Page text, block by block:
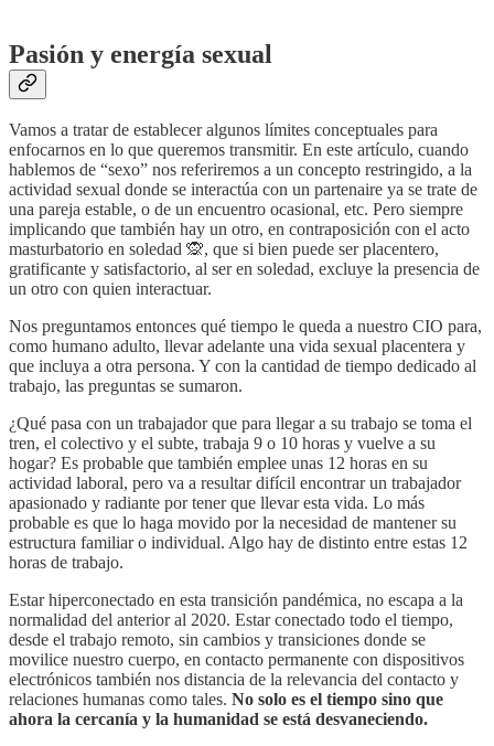
Pasión y energía sexual
Vamos a tratar de establecer algunos límites conceptuales para
enfocarnos en lo que queremos transmitir. En este artículo, cuando
hablemos de “sexo” nos referiremos a un concepto restringido, a la
actividad sexual donde se interactúa con un partenaire ya se trate de
una pareja estable, o de un encuentro ocasional, etc. Pero siempre
implicando que también hay un otro, en contraposición con el acto
masturbatorio en soledad 🙊, que si bien puede ser placentero,
gratificante y satisfactorio, al ser en soledad, excluye la presencia de
un otro con quien interactuar.
Nos preguntamos entonces qué tiempo le queda a nuestro CIO para,
como humano adulto, llevar adelante una vida sexual placentera y
que incluya a otra persona. Y con la cantidad de tiempo dedicado al
trabajo, las preguntas se sumaron.
¿Qué pasa con un trabajador que para llegar a su trabajo se toma el
tren, el colectivo y el subte, trabaja 9 o 10 horas y vuelve a su
hogar? Es probable que también emplee unas 12 horas en su
actividad laboral, pero va a resultar difícil encontrar un trabajador
apasionado y radiante por tener que llevar esta vida. Lo más
probable es que lo haga movido por la necesidad de mantener su
estructura familiar o individual. Algo hay de distinto entre estas 12
horas de trabajo.
Estar hiperconectado en esta transición pandémica, no escapa a la
normalidad del anterior al 2020. Estar conectado todo el tiempo,
desde el trabajo remoto, sin cambios y transiciones donde se
movilice nuestro cuerpo, en contacto permanente con dispositivos
electrónicos también nos distancia de la relevancia del contacto y
relaciones humanas como tales. No solo es el tiempo sino que
ahora la cercanía y la humanidad se está desvaneciendo.